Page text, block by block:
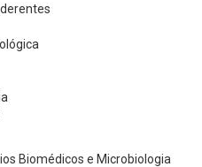
Biomédicos e Microbiologia